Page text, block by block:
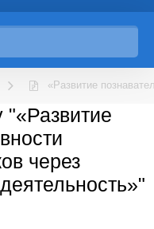
«Развитие
"«Развитие
через